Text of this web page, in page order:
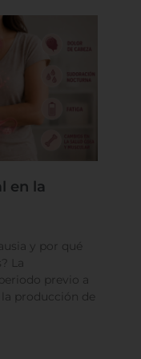
en la
y por qué
La
previo a
producción de